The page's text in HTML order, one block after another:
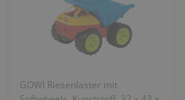
GOWI Riesenlaster mit